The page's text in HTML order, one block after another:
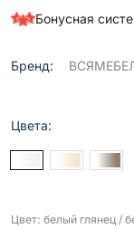
Бонусная
Бренд:
Цвета:
Цвет: белый глянец /